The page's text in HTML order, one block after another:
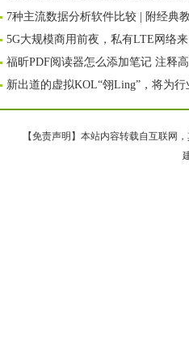
7种主流数据分析软件比较 | 附经典
5G大规模商用前夜，私有LTE网络
福昕PDF阅读器怎么添加笔记 注释
新出道的虚拟KOL“翎Ling”，将为
【免责声明】本站内容转载自互联网